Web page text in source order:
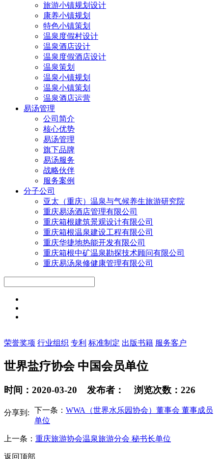
旅游小镇规划设计
康养小镇规划
特色小镇策划
温泉度假村设计
温泉酒店设计
温泉度假酒店设计
温泉策划
温泉小镇规划
温泉小镇策划
温泉酒店运营
易汤管理
公司简介
核心优势
易汤管理
旗下品牌
易汤服务
战略伙伴
服务案例
分子公司
亚太（重庆）温泉与气候养生旅游研究院
重庆易汤酒店管理有限公司
重庆箱根建筑景观设计有限公司
重庆箱根温泉建设工程有限公司
重庆华捷地热能开发有限公司
重庆箱根中矿温泉勘探技术顾问有限公司
重庆易汤泉修健康管理有限公司
荣誉奖项 行业组织 专利 标准制定 出版书籍 服务客户
世界盐疗协会 中国会员单位
时间：2020-03-20 发布者： 浏览次数：226
分享到: 下一条： WWA（世界水乐园协会）董事会 董事成员
单位
上一条： 重庆旅游协会温泉旅游分会 秘书长单位
返回顶部